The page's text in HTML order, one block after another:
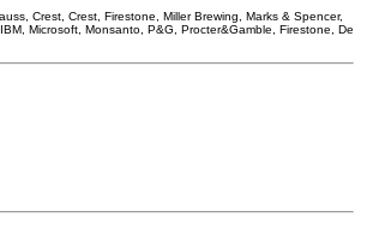
Crest, Crest, Firestone, Miller Brewing, Marks & Spencer,
Microsoft, Monsanto, P&G, Procter&Gamble, Firestone, De